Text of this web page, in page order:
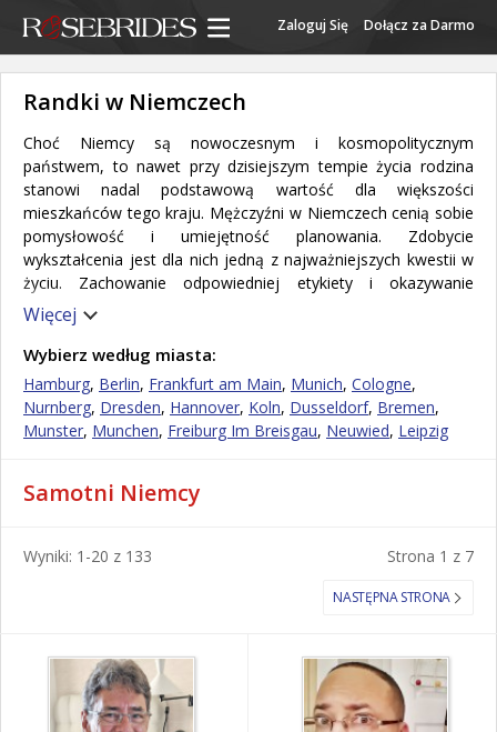
Zaloguj Się Dołącz za Darmo
Randki w Niemczech
Choć Niemcy są nowoczesnym i kosmopolitycznym
państwem, to nawet przy dzisiejszym tempie życia rodzina
stanowi nadal podstawową wartość dla większości
mieszkańców tego kraju. Mężczyźni w Niemczech cenią sobie
pomysłowość i umiejętność planowania. Zdobycie
wykształcenia jest dla nich jedną z najważniejszych kwestii w
życiu. Zachowanie odpowiedniej etykiety i okazywanie
wzajemnego szacunku jest niezmiernie ważne dla większości
Niemców i warto zawsze o tym pamiętać. Niemcy są pod
wieloma względami uważani za mistrzów planowania i
logistyki, zaś wielu z nich cechuje się ogromną dbałością o
szczegóły i sporą dozą perfekcjonizmu. Większość Niemców
wyznaje w życiu silny podział między pracą i życiem
prywatnym, i uważa, że zapewnienie bezpieczeństwa rodziny
również wierność i lojalność w małżeństwie, zaś ich ogólna
Niemcy to demokratyczna republika federalna leżąca w
kraju zamieszkuje ponad 80 milionów ludzi, co czyni go
najbardziej zaludnionym państwem Unii Europejskiej. Niemcy
są jedną z największych potęg gospodarczych i politycznych w
Więcej
Wybierz według miasta:
Hamburg, Berlin, Frankfurt am Main, Munich, Cologne,
Nurnberg, Dresden, Hannover, Koln, Dusseldorf, Bremen,
Munster, Munchen, Freiburg Im Breisgau, Neuwied, Leipzig
Samotni Niemcy
Strona 1 z 7
NASTĘPNA STRONA
Wyniki: 1-20 z 133